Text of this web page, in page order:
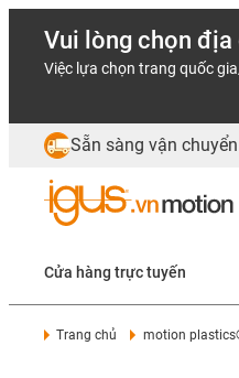
Vui lòng chọn địa
Việc lựa chọn trang quốc
Sẵn sàng vận
Cửa hàng trực tuyến
Trang chủ motion